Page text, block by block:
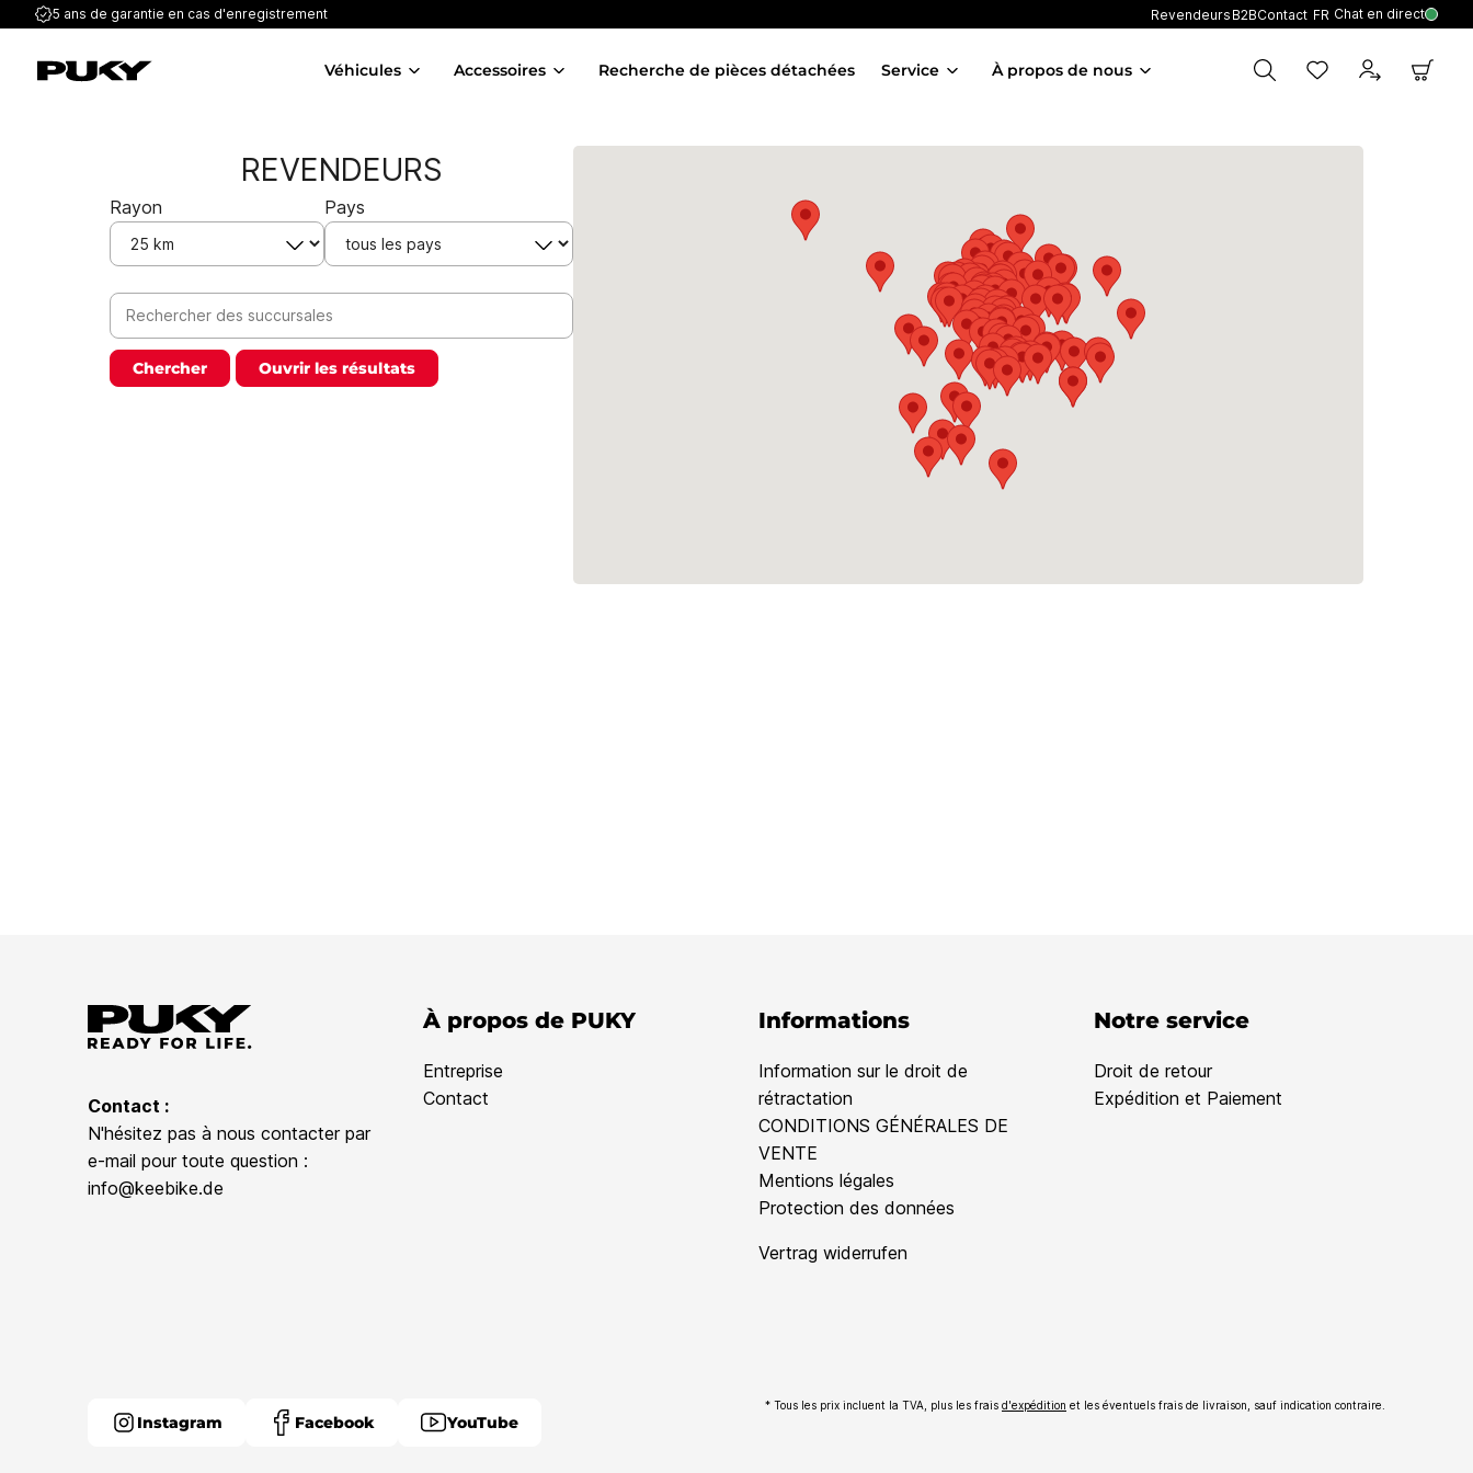
5 ans de garantie en cas d'enregistrement Revendeurs B2BContact FR Chat en direct
Véhicules Accessoires Recherche de pièces détachées Service À propos de nous
REVENDEURS
Rayon Pays
Chercher Ouvrir les résultats
Contact :
N'hésitez pas à nous contacter par
e-mail pour toute question :
info@keebike.de
À propos de PUKY
Entreprise
Contact
Informations
Information sur le droit de
rétractation
CONDITIONS GÉNÉRALES DE
VENTE
Mentions légales
Protection des données
Vertrag widerrufen
Notre service
Droit de retour
Expédition et Paiement
Instagram Facebook YouTube
* Tous les prix incluent la TVA, plus les frais d'expédition et les éventuels frais de livraison, sauf indication contraire.